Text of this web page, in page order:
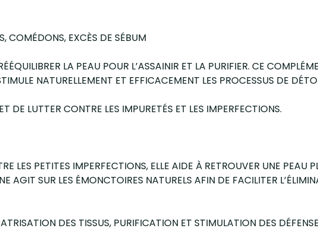
COMÉDONS, EXCÈS DE SÉBUM
LA PEAU POUR L’ASSAINIR ET LA PURIFIER. CE
NATURELLEMENT ET EFFICACEMENT LES PROCESSUS DE
DE LUTTER CONTRE LES IMPURETÉS ET LES IMPERFECTIONS.
LES PETITES IMPERFECTIONS, ELLE AIDE À RETROUVER UNE PEAU
AGIT SUR LES ÉMONCTOIRES NATURELS AFIN DE FACILITER
DES TISSUS, PURIFICATION ET STIMULATION DES